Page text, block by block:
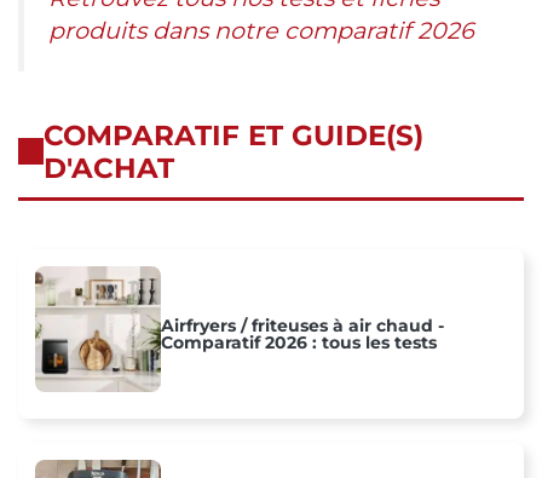
produits dans notre comparatif 2026
COMPARATIF ET GUIDE(S)
D'ACHAT
Airfryers / friteuses à air chaud -
Comparatif 2026 : tous les tests